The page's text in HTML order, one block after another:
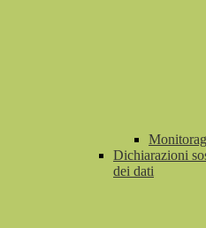
Dichiarazioni
dei dati